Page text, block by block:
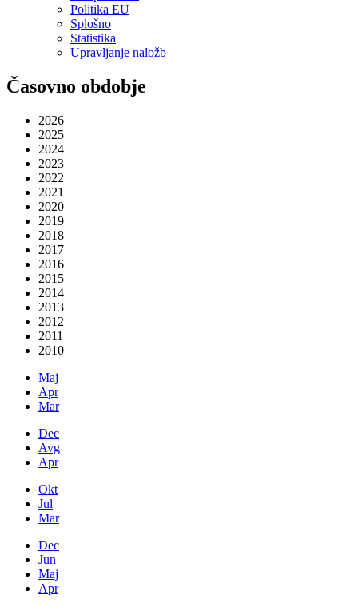
Politika EU
Splošno
Statistika
Upravljanje naložb
Časovno obdobje
2026
2025
2024
2023
2022
2021
2020
2019
2018
2017
2016
2015
2014
2013
2012
2011
2010
Maj
Apr
Mar
Dec
Avg
Apr
Okt
Jul
Mar
Dec
Jun
Maj
Apr